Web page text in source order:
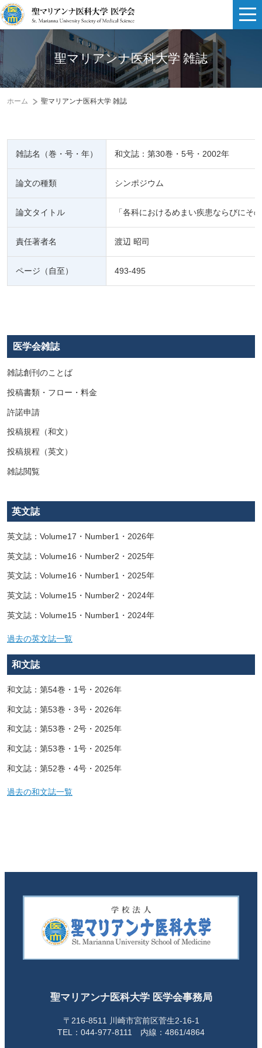
聖マリアンナ医科大学 雑誌
ホーム 聖マリアンナ医科大学 雑誌
雑誌名（巻・号・年） 和文誌：第30巻・5号・2002年
論文の種類 シンポジウム
論文タイトル 「各科におけるめまい疾患ならびにそ
責任著者名 渡辺 昭司
ページ（自至） 493-495
医学会雑誌
雑誌創刊のことば
投稿書類・フロー・料金
許諾申請
投稿規程（和文）
投稿規程（英文）
雑誌閲覧
英文誌
英文誌：Volume17・Number1・2026年
英文誌：Volume16・Number2・2025年
英文誌：Volume16・Number1・2025年
英文誌：Volume15・Number2・2024年
英文誌：Volume15・Number1・2024年
過去の英文誌一覧
和文誌
和文誌：第54巻・1号・2026年
和文誌：第53巻・3号・2026年
和文誌：第53巻・2号・2025年
和文誌：第53巻・1号・2025年
和文誌：第52巻・4号・2025年
過去の和文誌一覧
聖マリアンナ医科大学 医学会事務局
〒216-8511 川崎市宮前区菅生2-16-1
TEL：044-977-8111 内線：4861/4864